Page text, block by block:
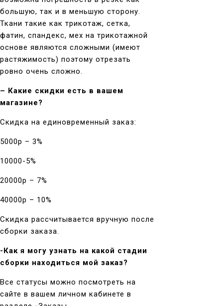
большую, так и в меньшую сторону.
Ткани такие как трикотаж, сетка,
фатин, спандекс, мех на трикотажной
основе являются сложными (имеют
растяжимость) поэтому отрезать
ровно очень сложно.
– Какие скидки есть в вашем
магазине?
Скидка на единовременный заказ:
5000р – 3%
10000-5%
20000р – 7%
40000р – 10%
Скидка рассчитывается вручную после
сборки заказа.
-Как я могу узнать на какой стадии
сборки находиться мой заказ?
Все статусы можно посмотреть на
сайте в вашем личном кабинете в